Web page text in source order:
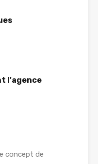
l'agence
concept de